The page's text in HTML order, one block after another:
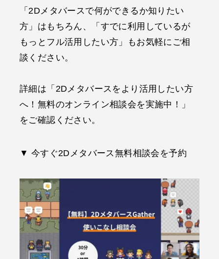
「2Dメタバースで何ができるか知りたい
方」はもちろん、「すでに利用しているが
もっとフル活用したい方」もお気軽にご相
談ください。
詳細は「2Dメタバースをより活用したい方
へ！無料のオンライン相談会を実施中！」
をご確認ください。
▼ 今すぐ2Dメタバース無料相談会を予約